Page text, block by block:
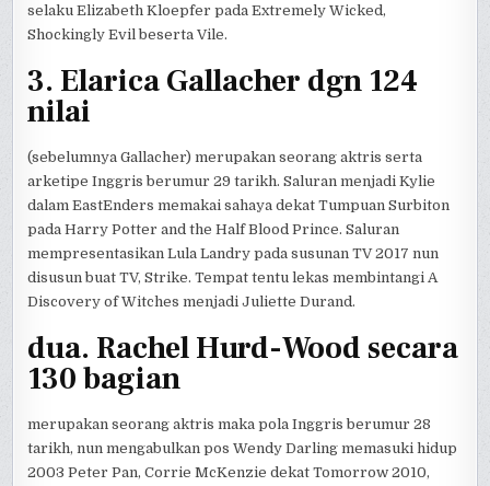
selaku Elizabeth Kloepfer pada Extremely Wicked,
Shockingly Evil beserta Vile.
3. Elarica Gallacher dgn 124
nilai
(sebelumnya Gallacher) merupakan seorang aktris serta
arketipe Inggris berumur 29 tarikh. Saluran menjadi Kylie
dalam EastEnders memakai sahaya dekat Tumpuan Surbiton
pada Harry Potter and the Half Blood Prince. Saluran
mempresentasikan Lula Landry pada susunan TV 2017 nun
disusun buat TV, Strike. Tempat tentu lekas membintangi A
Discovery of Witches menjadi Juliette Durand.
dua. Rachel Hurd-Wood secara
130 bagian
merupakan seorang aktris maka pola Inggris berumur 28
tarikh, nun mengabulkan pos Wendy Darling memasuki hidup
2003 Peter Pan, Corrie McKenzie dekat Tomorrow 2010,